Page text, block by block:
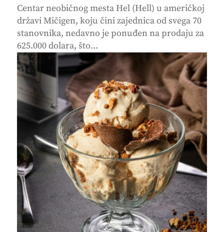
Centar neobičnog mesta Hel (Hell) u američkoj
državi Mičigen, koju čini zajednica od svega 70
stanovnika, nedavno je ponuđen na prodaju za
625.000 dolara, što...